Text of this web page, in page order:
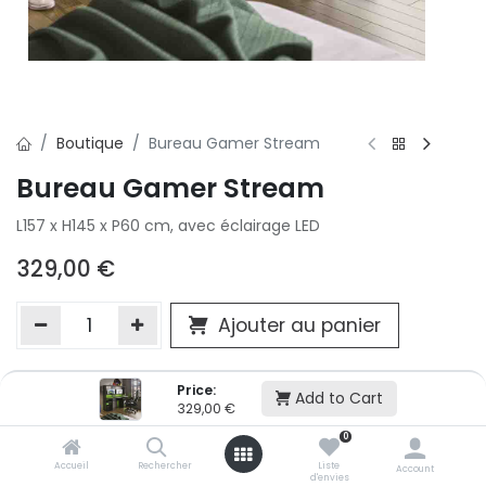
Price:
329,00 € Add to Cart
Accueil Rechercher
0
Liste
d'envies
Account
Boutique Bureau Gamer Stream
Bureau Gamer Stream
L157 x H145 x P60 cm, avec éclairage LED
329,00 €
Ajouter au panier
Ajouter à la liste d'envie
Si vous ne pouvez pas ajouter cet article dans votre panier
victime de son succès et momentanément indisponible.
renseigner directement dans votre magasin Conforama